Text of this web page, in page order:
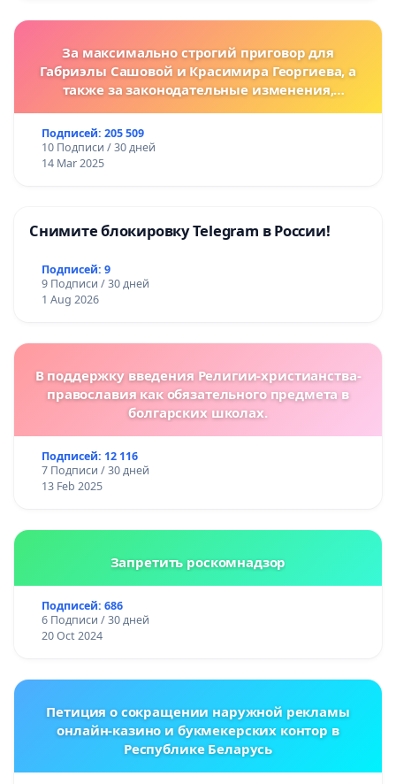
За максимально строгий приговор для
Габриэлы Сашовой и Красимира Георгиева, а
также за законодательные изменения,
за преступления против животных!
Подписей: 205 509
10 Подписи / 30 дней
14 Mar 2025
Снимите блокировку Telegram в России!
Подписей: 9
9 Подписи / 30 дней
1 Aug 2026
В поддержку введения Религии-христианства-
православия как обязательного предмета в
болгарских школах.
Подписей: 12 116
7 Подписи / 30 дней
13 Feb 2025
Запретить роскомнадзор
Подписей: 686
6 Подписи / 30 дней
20 Oct 2024
Петиция о сокращении наружной рекламы
онлайн-казино и букмекерских контор в
Республике Беларусь